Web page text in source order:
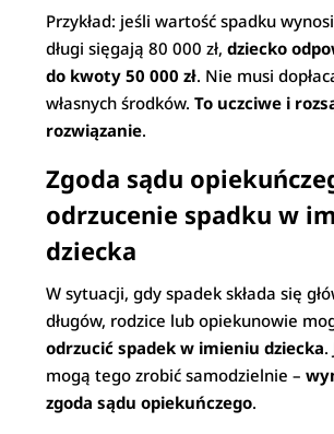
Przykład: jeśli wartość spadku
długi sięgają 80 000 zł,dziecko
do kwoty 50 000 zł. Nie musi
własnych środków.To uczciwe i
rozwiązanie.
Zgoda sądu
odrzucenie spadku w
dziecka
W sytuacji, gdy spadek składa się
długów, rodzice lub opiekunowie
odrzucić spadek w imieniu dziecka.
mogą tego zrobić samodzielnie –
zgoda sądu opiekuńczego.